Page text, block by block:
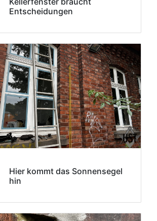
Entscheidungen
Hier kommt das Sonnensegel
hin